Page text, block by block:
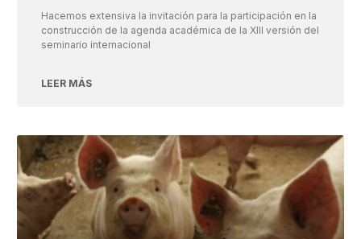
Hacemos extensiva la invitación para la participación en la
construcción de la agenda académica de la XIII versión del
seminario internacional
LEER MÁS